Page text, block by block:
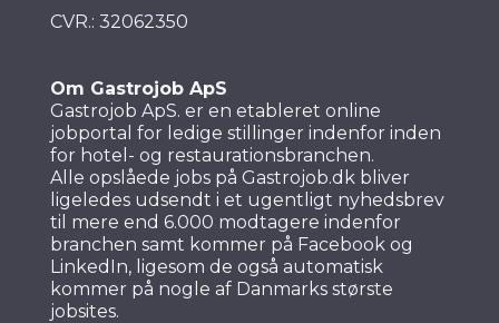
CVR.: 32062350
Om Gastrojob ApS
Gastrojob ApS. er en etableret online
jobportal for ledige stillinger indenfor inden
for hotel- og restaurationsbranchen.
Alle opslåede jobs på Gastrojob.dk bliver
ligeledes udsendt i et ugentligt nyhedsbrev
til mere end 6.000 modtagere indenfor
branchen samt kommer på Facebook og
LinkedIn, ligesom de også automatisk
kommer på nogle af Danmarks største
jobsites.